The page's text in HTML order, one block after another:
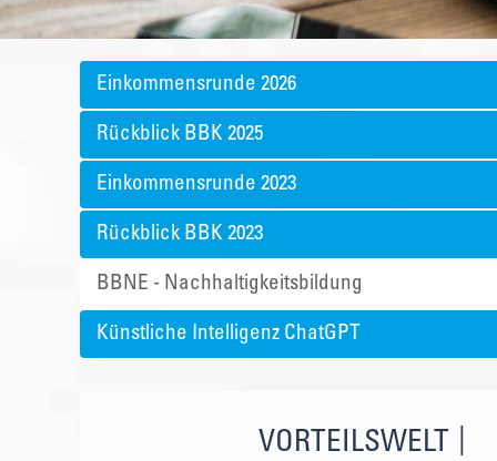
Einkommensrunde 2026
Rückblick BBK 2025
Einkommensrunde 2023
Rückblick BBK 2023
BBNE - Nachhaltigkeitsbildung
Künstliche Intelligenz ChatGPT
VORTEILSWELT